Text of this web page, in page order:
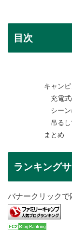
目次
キャン
充電
シー
吊る
まとめ
ランキング
バナークリックで